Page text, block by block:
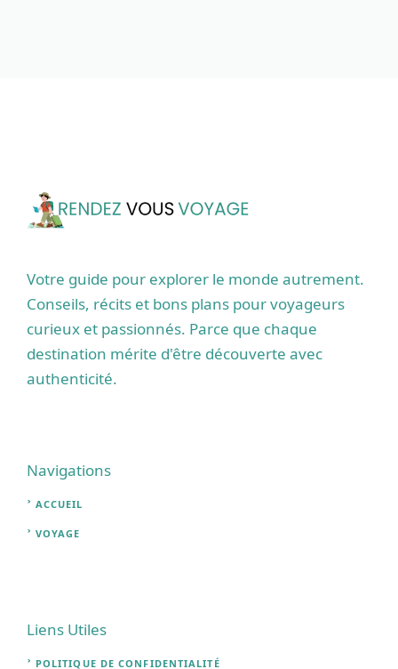
Votre guide pour explorer le monde autrement.
Conseils, récits et bons plans pour voyageurs
curieux et passionnés. Parce que chaque
destination mérite d'être découverte avec
authenticité.
Navigations
ACCUEIL
VOYAGE
Liens Utiles
POLITIQUE DE CONFIDENTIALITÉ